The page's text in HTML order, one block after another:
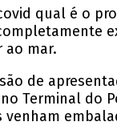
qual é o
ao mar.
de
Terminal do